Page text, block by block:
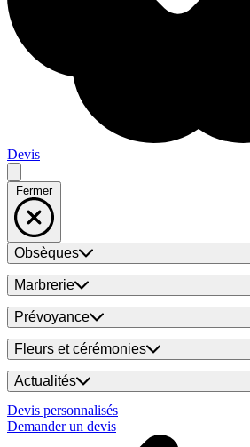
Devis
Fermer
Obsèques
Marbrerie
Prévoyance
Fleurs et cérémonies
Actualités
Devis personnalisés
Demander un devis